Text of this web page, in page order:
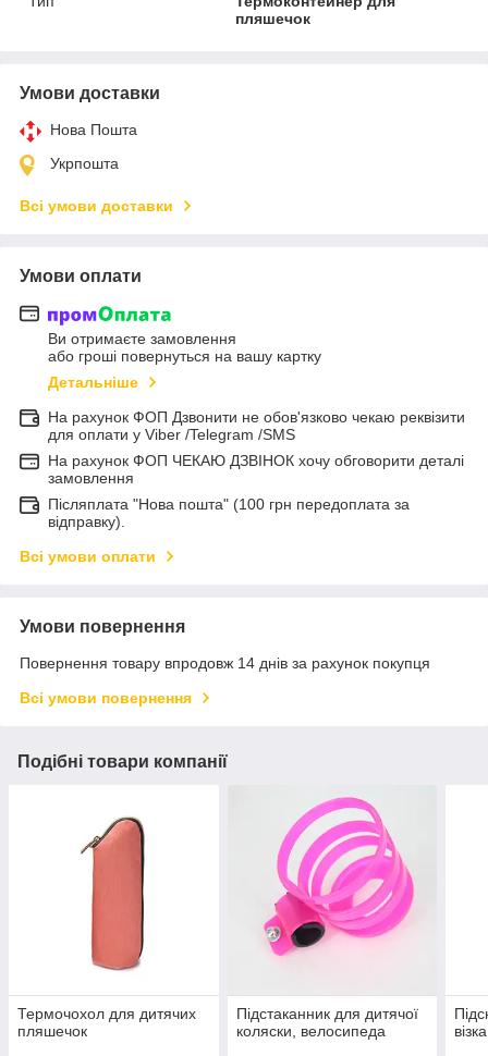
пляшечок
Умови доставки
Нова Пошта
Укрпошта
Всі умови доставки
Умови оплати
Ви отримаєте замовлення
або гроші повернуться на вашу картку
Детальніше
На рахунок ФОП Дзвонити не обов'язково чекаю реквізити
для оплати у Viber /Telegram /SMS
На рахунок ФОП ЧЕКАЮ ДЗВІНОК хочу обговорити деталі
замовлення
Післяплата "Нова пошта" (100 грн передоплата за
відправку).
Всі умови оплати
Умови повернення
Повернення товару впродовж 14 днів за рахунок покупця
Всі умови повернення
Подібні товари компанії
Термочохол для дитячих
пляшечок
Підстаканник для дитячої
коляски, велосипеда